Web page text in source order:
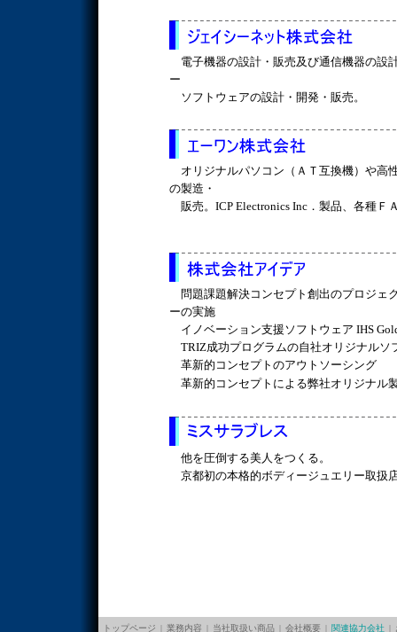
電子機器の設計・販売及び通信機器の設
ー
ソフトウェアの設計・開発・販売。
オリジナルパソコン（ＡＴ互換機）や高
の製造・
販売。ICP Electronics Inc．製品、各種Ｆ
問題課題解決コンセプト創出のプロジェ
ーの実施
イノベーション支援ソフトウェア IHS
TRIZ成功プログラムの自社オリジナルソ
革新的コンセプトのアウトソーシング
革新的コンセプトによる弊社オリジナル
他を圧倒する美人をつくる。
京都初の本格的ボディージュエリー取扱
トップページ | 業務内容 | 当社取扱い商品 | 会社概要 | 関連協力会社 |